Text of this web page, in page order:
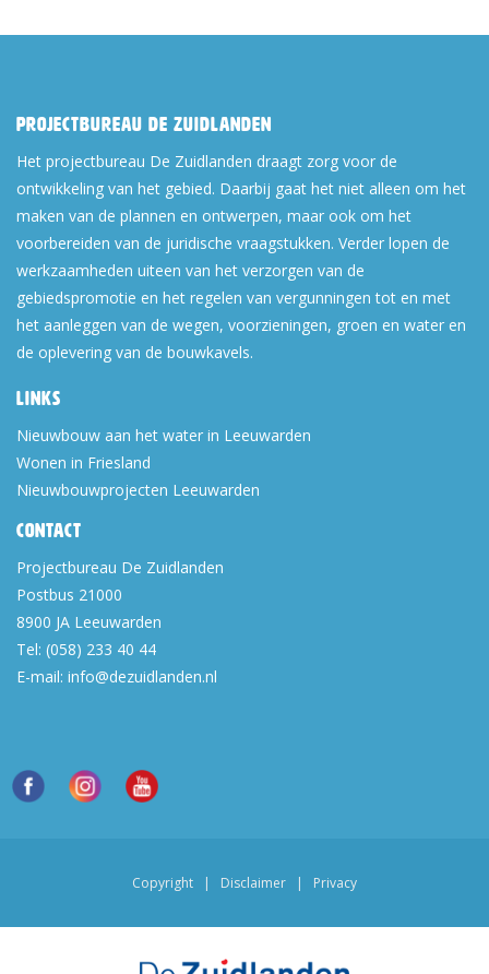
Projectbureau De Zuidlanden
Het projectbureau De Zuidlanden draagt zorg voor de
ontwikkeling van het gebied. Daarbij gaat het niet alleen om het
maken van de plannen en ontwerpen, maar ook om het
voorbereiden van de juridische vraagstukken. Verder lopen de
werkzaamheden uiteen van het verzorgen van de
gebiedspromotie en het regelen van vergunningen tot en met
het aanleggen van de wegen, voorzieningen, groen en water en
de oplevering van de bouwkavels.
Links
Nieuwbouw aan het water in Leeuwarden
Wonen in Friesland
Nieuwbouwprojecten Leeuwarden
Contact
Projectbureau De Zuidlanden
Postbus 21000
8900 JA Leeuwarden
Tel: (058) 233 40 44
E-mail: info@dezuidlanden.nl
Copyright | Disclaimer | Privacy